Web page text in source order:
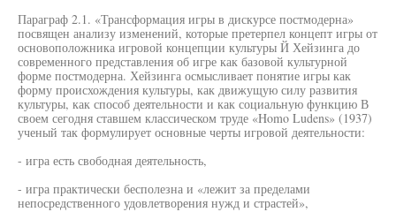
Параграф 2.1. «Трансформация игры в дискурсе постмодерна»
посвящен анализу изменений, которые претерпел концепт игры от
основоположника игровой концепции культуры Й Хейзинга до
современного представления об игре как базовой культурной
форме постмодерна. Хейзинга осмысливает понятие игры как
форму происхождения культуры, как движущую силу развития
культуры, как способ деятельности и как социальную функцию В
своем сегодня ставшем классическом труде «Homo Ludens» (1937)
ученый так формулирует основные черты игровой деятельности:
- игра есть свободная деятельность,
- игра практически бесполезна и «лежит за пределами
непосредственного удовлетворения нужд и страстей»,